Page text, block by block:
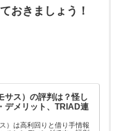
おきましょう！
サス）の評判は？怪し
デメリット、TRIAD連
）は高利回りと借り手情報